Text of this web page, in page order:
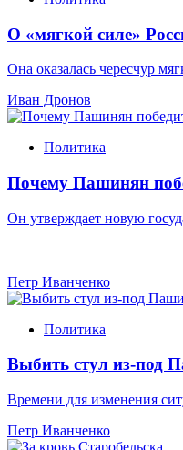
О «мягкой силе»
Она оказалась чересчур
Иван Дронов
Политика
Почему Пашинян
Он утверждает новую
Петр Иванченко
Политика
Выбить стул из-под
Времени для изменения
Петр Иванченко